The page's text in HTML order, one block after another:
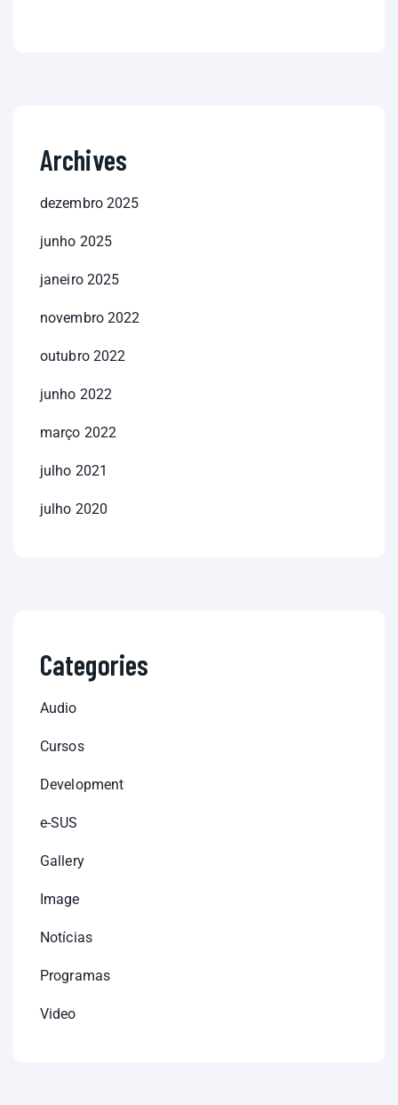
Archives
dezembro 2025
junho 2025
janeiro 2025
novembro 2022
outubro 2022
junho 2022
março 2022
julho 2021
julho 2020
Categories
Audio
Cursos
Development
e-SUS
Gallery
Image
Notícias
Programas
Video